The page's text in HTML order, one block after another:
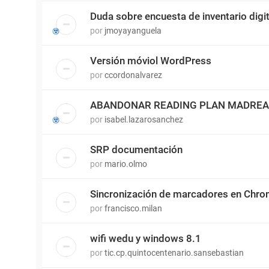
Duda sobre encuesta de inventario
por jmoyayanguela
Versión móviol WordPress
porccordonalvarez
ABANDONAR READING PLAN
por isabel.lazarosanchez
SRP documentación
por mario.olmo
Sincronización de marcadores en
porfrancisco.milan
wifi wedu y windows 8.1
portic.cp.quintocentenario.sansebastian